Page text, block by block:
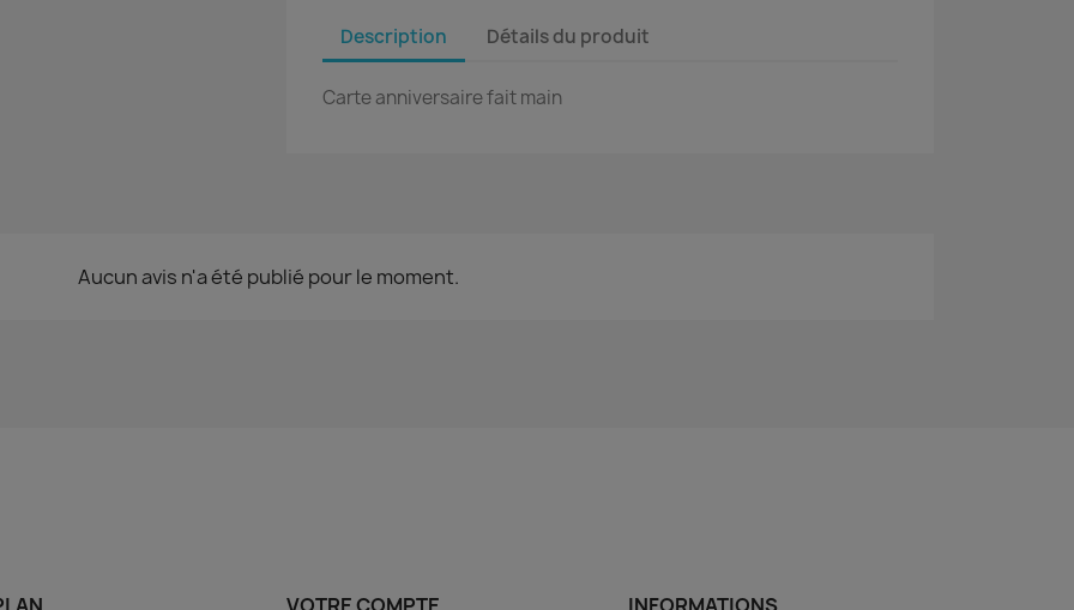
Description Détails du produit
Carte anniversaire fait main
Aucun avis n'a été publié pour le moment.
VOTRE COMPTE INFORMATIONS